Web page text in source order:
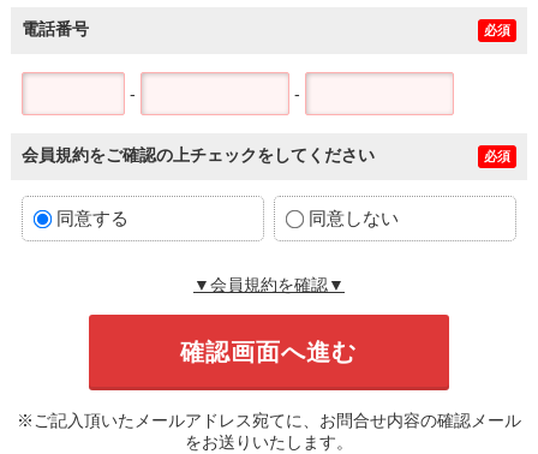
電話番号 必須
- -
会員規約をご確認の上チェックをしてください 必須
同意する 同意しない
▼会員規約を確認▼
※ご記入頂いたメールアドレス宛てに、お問合せ内容の確認メール
をお送りいたします。